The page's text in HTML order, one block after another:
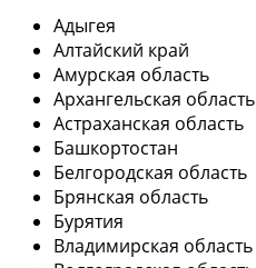
Адыгея
Алтайский край
Амурская область
Архангельская область
Астраханская область
Башкортостан
Белгородская область
Брянская область
Бурятия
Владимирская область